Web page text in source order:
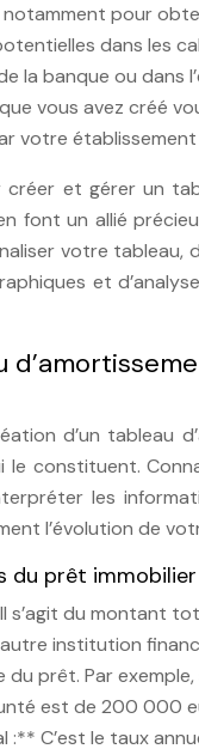
pour
dans les
la banque ou dans
vous avez créé
votre établissement
et gérer un
font un allié
votre tableau,
et
d’un tableau
le constituent.
les
l’évolution de
du prêt immobilier
s’agit du montant
institution
du prêt. Par
est de 200 000
:** C’est le taux